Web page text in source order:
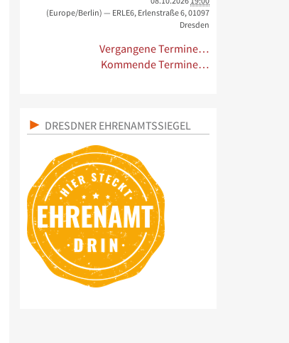
(Europe/Berlin) — ERLE6, Erlenstraße 6, 01097
Dresden
Vergangene Termine…
Kommende Termine…
DRESDNER EHRENAMTSSIEGEL